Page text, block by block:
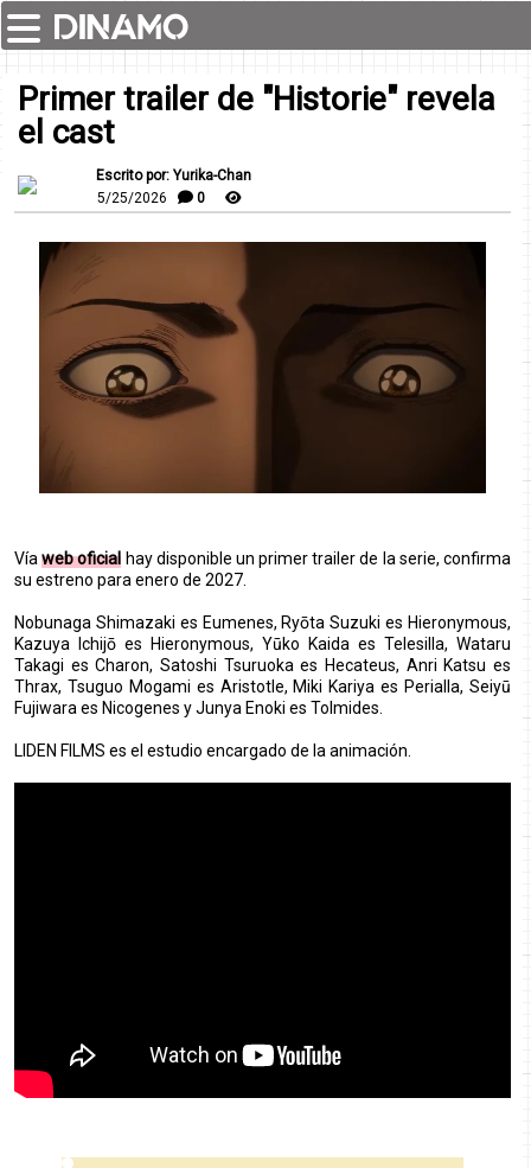
Primer trailer de "Historie" revela
el cast
Escrito por: Yurika-Chan
5/25/2026
0
Víaweb oficial hay disponible un primer trailer de la serie, confirma
su estreno para enero de 2027.
Nobunaga Shimazaki es Eumenes, Ryōta Suzuki es Hieronymous,
Kazuya Ichijō es Hieronymous, Yūko Kaida es Telesilla, Wataru
Takagi es Charon, Satoshi Tsuruoka es Hecateus, Anri Katsu es
Thrax, Tsuguo Mogami es Aristotle, Miki Kariya es Perialla, Seiyū
Fujiwara es Nicogenes y Junya Enoki es Tolmides.
LIDEN FILMS es el estudio encargado de la animación.